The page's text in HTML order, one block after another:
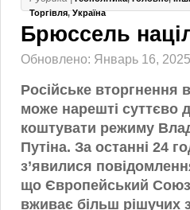
Торгівля,Україна
Брюссель
Обновлено: Январь 16,
Російське вторгнення
може нарешті суттєво
коштувати режиму
Путіна. За останні 24
з’явилися
що Європейський
вживає більш рішучих